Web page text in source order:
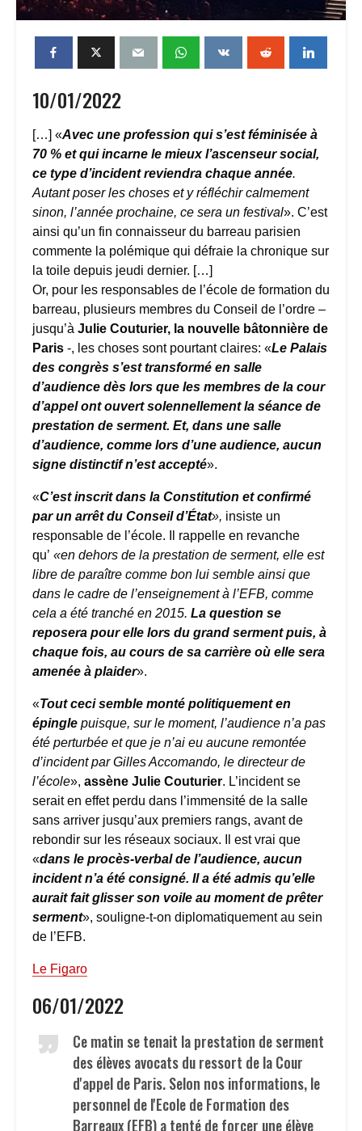
10/01/2022
[…] «Avec une profession qui s’est féminisée à
70 % et qui incarne le mieux l’ascenseur social,
ce type d’incident reviendra chaque année.
Autant poser les choses et y réfléchir calmement
sinon, l’année prochaine, ce sera un festival». C’est
ainsi qu’un fin connaisseur du barreau parisien
commente la polémique qui défraie la chronique sur
la toile depuis jeudi dernier. […]
Or, pour les responsables de l’école de formation du
barreau, plusieurs membres du Conseil de l’ordre –
jusqu’à Julie Couturier, la nouvelle bâtonnière de
Paris -, les choses sont pourtant claires: «Le Palais
des congrès s’est transformé en salle
d’audience dès lors que les membres de la cour
d’appel ont ouvert solennellement la séance de
prestation de serment. Et, dans une salle
d’audience, comme lors d’une audience, aucun
signe distinctif n’est accepté».
«C’est inscrit dans la Constitution et confirmé
par un arrêt du Conseil d’État», insiste un
responsable de l’école. Il rappelle en revanche
qu’ «en dehors de la prestation de serment, elle est
libre de paraître comme bon lui semble ainsi que
dans le cadre de l’enseignement à l’EFB, comme
cela a été tranché en 2015. La question se
reposera pour elle lors du grand serment puis, à
chaque fois, au cours de sa carrière où elle sera
amenée à plaider».
«Tout ceci semble monté politiquement en
épingle puisque, sur le moment, l’audience n’a pas
été perturbée et que je n’ai eu aucune remontée
d’incident par Gilles Accomando, le directeur de
l’école», assène Julie Couturier. L’incident se
serait en effet perdu dans l’immensité de la salle
sans arriver jusqu’aux premiers rangs, avant de
rebondir sur les réseaux sociaux. Il est vrai que
«dans le procès-verbal de l’audience, aucun
incident n’a été consigné. Il a été admis qu’elle
aurait fait glisser son voile au moment de prêter
serment», souligne-t-on diplomatiquement au sein
de l’EFB.
Le Figaro
06/01/2022
Ce matin se tenait la prestation de serment
des élèves avocats du ressort de la Cour
d'appel de Paris. Selon nos informations, le
personnel de l'Ecole de Formation des
Barreaux (EFB) a tenté de forcer une élève